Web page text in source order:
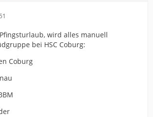
wird alles manuell
bei HSC Coburg:
Coburg